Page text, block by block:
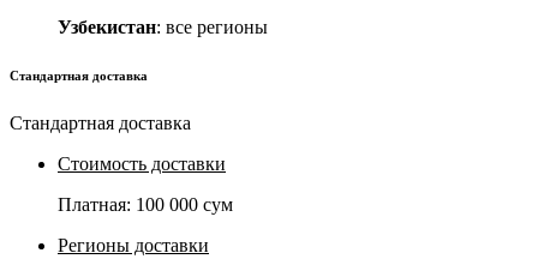
Узбекистан: все регионы
Стандартная доставка
Стандартная доставка
Стоимость доставки
Платная: 100 000 сум
Регионы доставки